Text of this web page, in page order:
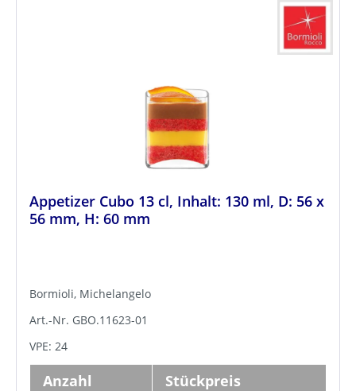
Appetizer Cubo 13 cl, Inhalt: 130 ml, D: 56 x
56 mm, H: 60 mm
Bormioli, Michelangelo
Art.-Nr. GBO.11623-01
VPE: 24
Anzahl Stückpreis